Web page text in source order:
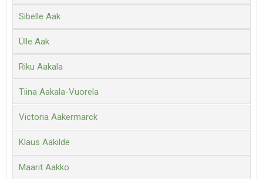
Sibelle Aak
Ülle Aak
Riku Aakala
Tiina Aakala-Vuorela
Victoria Aakermarck
Klaus Aakilde
Maarit Aakko